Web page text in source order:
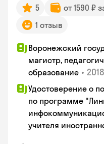
5 от 1590 ₽
1 отзыв
Воронежский
магистр,
образование •
Удостоверение о
по программе
учителя